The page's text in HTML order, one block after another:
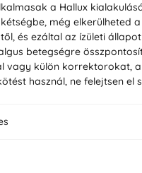
a Hallux
még elkerülheted
és ezáltal az ízületi
betegségre
külön korrektorokat,
használ, ne felejtsen el